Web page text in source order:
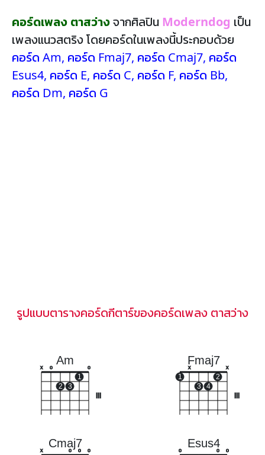
คอร์ดเพลง ตาสว่างจากศิลปิน Moderndog เป็น
เพลงแนวสตริง โดยคอร์ดในเพลงนี้ประกอบด้วย
คอร์ด Am, คอร์ด Fmaj7, คอร์ด Cmaj7, คอร์ด
Esus4, คอร์ด E, คอร์ด C, คอร์ด F, คอร์ด Bb,
คอร์ด Dm, คอร์ด G
รูปแบบตารางคอร์ดกีตาร์ของคอร์ดเพลง ตาสว่าง
Am
x o
2 3
1
o
Fmaj7
1
x
3 4
2
x
Cmaj7
x o o o
Esus4
o o o